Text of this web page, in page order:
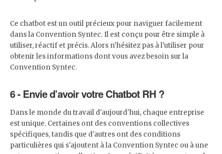
Ce chatbot est un outil précieux pour naviguer facilement
dans la Convention Syntec. Il est conçu pour être simple à
utiliser, réactif et précis. Alors n'hésitez pas à l'utiliser pour
obtenir les informations dont vous avez besoin sur la
Convention Syntec.
6 - Envie d’avoir votre Chatbot RH ?
Dans le monde du travail d'aujourd'hui, chaque entreprise
est unique. Certaines ont des conventions collectives
spécifiques, tandis que d'autres ont des conditions
particulières qui s'ajoutent à la Convention Syntec ou à une